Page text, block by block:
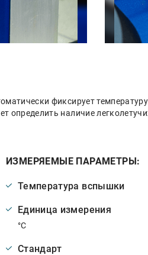
фиксирует
определить наличие
ИЗМЕРЯЕМЫЕ ПАРАМЕТРЫ:
Температура вспышки
Единица измерения
°C
Стандарт